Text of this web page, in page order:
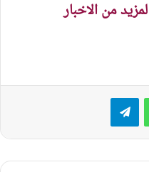
من الاخبار
واتساب تيلقرام